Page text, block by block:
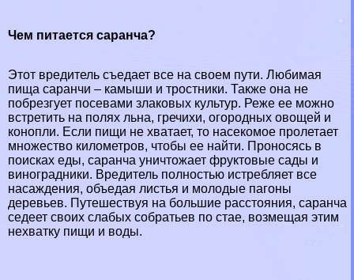
Чем питается саранча?
Этот вредитель съедает все на своем пути. Любимая
пища саранчи – камыши и тростники. Также она не
побрезгует посевами злаковых культур. Реже ее можно
встретить на полях льна, гречихи, огородных овощей и
конопли. Если пищи не хватает, то насекомое пролетает
множество километров, чтобы ее найти. Проносясь в
поисках еды, саранча уничтожает фруктовые сады и
виноградники. Вредитель полностью истрeбляет все
насаждения, объедая листья и молодые пагоны
деревьев. Путешествуя на большие расстояния, саранча
седеет своих слабых собратьев по стае, возмещая этим
нехватку пищи и воды.